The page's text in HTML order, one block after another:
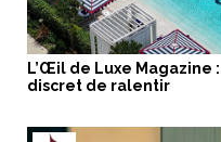
L’Œil de Luxe Magazine
discret de ralentir